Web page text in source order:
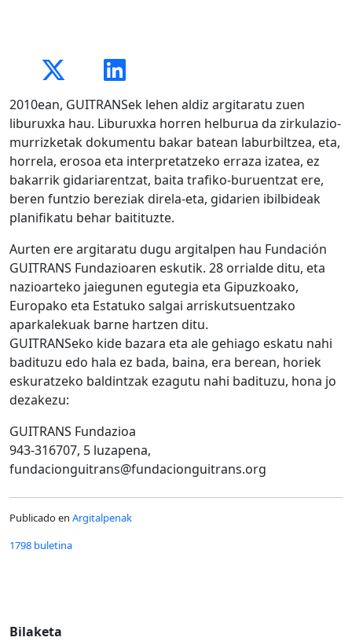
2010ean, GUITRANSek lehen aldiz argitaratu zuen
liburuxka hau. Liburuxka horren helburua da zirkulazio-
murrizketak dokumentu bakar batean laburbiltzea, eta,
horrela, erosoa eta interpretatzeko erraza izatea, ez
bakarrik gidariarentzat, baita trafiko-buruentzat ere,
beren funtzio bereziak direla-eta, gidarien ibilbideak
planifikatu behar baitituzte.
Aurten ere argitaratu dugu argitalpen hau Fundación
GUITRANS Fundazioaren eskutik. 28 orrialde ditu, eta
nazioarteko jaiegunen egutegia eta Gipuzkoako,
Europako eta Estatuko salgai arriskutsuentzako
aparkalekuak barne hartzen ditu.
GUITRANSeko kide bazara eta ale gehiago eskatu nahi
badituzu edo hala ez bada, baina, era berean, horiek
eskuratzeko baldintzak ezagutu nahi badituzu, hona jo
dezakezu:
GUITRANS Fundazioa
943-316707, 5 luzapena,
fundacionguitrans@fundacionguitrans.org
Publicado en Argitalpenak
1798 buletina
Bilaketa